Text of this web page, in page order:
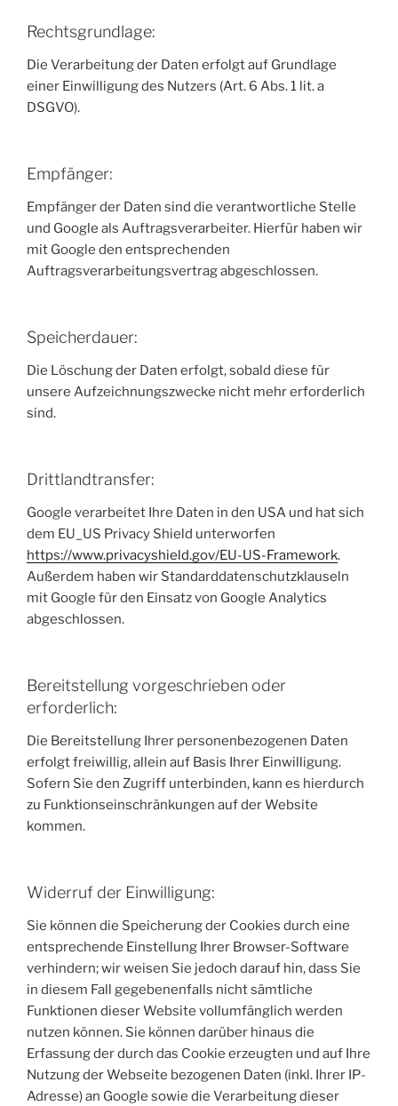
Rechtsgrundlage:
Die Verarbeitung der Daten erfolgt auf Grundlage
einer Einwilligung des Nutzers (Art. 6 Abs. 1 lit. a
DSGVO).
Empfänger:
Empfänger der Daten sind die verantwortliche Stelle
und Google als Auftragsverarbeiter. Hierfür haben wir
mit Google den entsprechenden
Auftragsverarbeitungsvertrag abgeschlossen.
Speicherdauer:
Die Löschung der Daten erfolgt, sobald diese für
unsere Aufzeichnungszwecke nicht mehr erforderlich
sind.
Drittlandtransfer:
Google verarbeitet Ihre Daten in den USA und hat sich
dem EU_US Privacy Shield unterworfen
https://www.privacyshield.gov/EU-US-Framework.
Außerdem haben wir Standarddatenschutzklauseln
mit Google für den Einsatz von Google Analytics
abgeschlossen.
Bereitstellung vorgeschrieben oder
erforderlich:
Die Bereitstellung Ihrer personenbezogenen Daten
erfolgt freiwillig, allein auf Basis Ihrer Einwilligung.
Sofern Sie den Zugriff unterbinden, kann es hierdurch
zu Funktionseinschränkungen auf der Website
kommen.
Widerruf der Einwilligung:
Sie können die Speicherung der Cookies durch eine
entsprechende Einstellung Ihrer Browser-Software
verhindern; wir weisen Sie jedoch darauf hin, dass Sie
in diesem Fall gegebenenfalls nicht sämtliche
Funktionen dieser Website vollumfänglich werden
nutzen können. Sie können darüber hinaus die
Erfassung der durch das Cookie erzeugten und auf Ihre
Nutzung der Webseite bezogenen Daten (inkl. Ihrer IP-
Adresse) an Google sowie die Verarbeitung dieser